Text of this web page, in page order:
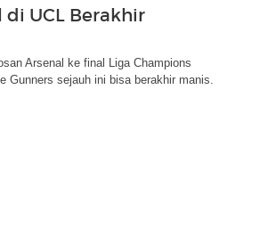
di UCL Berakhir
Arsenal ke final Liga Champions
Gunners sejauh ini bisa berakhir manis.